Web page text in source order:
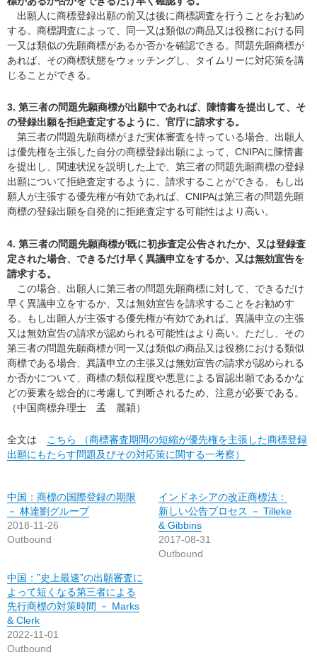
出願人に商標登録出願の前又は後に商標調査を行うことをお勧め
する。商標調査によって、同一又は類似の商品又は役務における同
一又は類似の先願商標があるか否かを確認できる。問題先願商標が
あれば、その商標状態をウォッチングし、タイムリーに対応策を講
じることができる。
3. 第三者の問題先願商標が出願中であれば、陳情書を提出して、そ
の登録出願を拒絶査定するように、官庁に請求する。
第三者の問題先願商標がまだ実体審査を待っている場合、出願人
は優先権を主張した自分の商標登録出願によって、CNIPAに陳情書
を提出し、関連状況を説明した上で、第三者の問題先願商標の登録
出願について拒絶査定するように、請求することができる。もし出
願人が主張する優先権が有効であれば、CNIPAは第三者の問題先願
商標の登録出願を自発的に拒絶査定する可能性はより高い。
4. 第三者の問題先願商標が既に初歩査定公告されたか、又は登録査
定された場合、できるだけ早く異議申立をするか、又は無効宣告を
請求する。
この場合、出願人に第三者の問題先願商標に対して、できるだけ
早く異議申立をするか、又は無効宣告を請求することをお勧めす
る。もし出願人が主張する優先権が有効であれば、異議申立の主張
又は無効宣告の請求が認められる可能性はより高い。ただし、その
第三者の問題先願商標が同一又は類似の商品又は役務における類似
商標である場合、異議申立の主張又は無効宣告の請求が認められる
か否かについて、商標の類似程度や悪意による冒認出願であるかな
どの要素を総合的に考慮して判断されるため、注意が必要である。
（中国商標弁理士 孟 麗穎）
全文は
こちら （商標審査期間の短縮が優先権を主張した商標登録
出願にもたらす問題及びその対応策に関する一考察）
中国：商標の国際登録の期限
－ 林達劉グループ
2018-11-26
Outbound
インドネシアの改正商標法：
新しい公告プロセス － Tilleke
& Gibbins
2017-08-31
Outbound
中国：”史上最速”の出願審査に
よって短くなる第三者による
先行商標の対策時間 － Marks
& Clerk
2022-11-01
Outbound